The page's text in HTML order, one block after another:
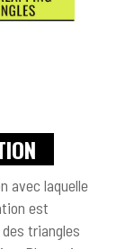
avec laquelle
est
triangles